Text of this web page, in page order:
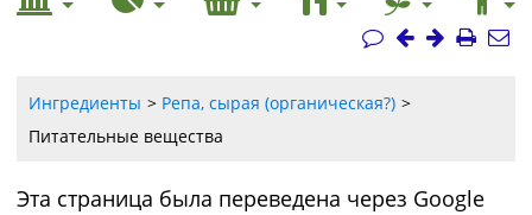
Ингредиенты
Репа, сырая (органическая?)
Питательные вещества
Эта страница была переведена через Google